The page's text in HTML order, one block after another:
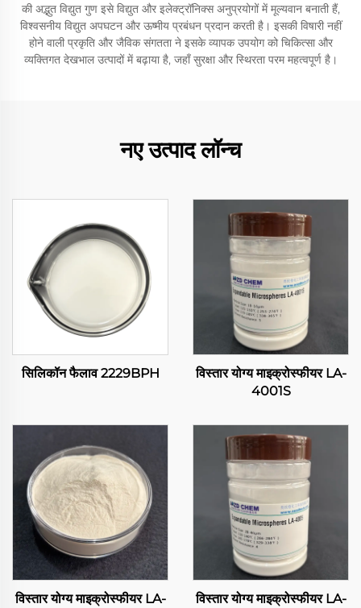
की अद्भुत विद्युत गुण इसे विद्युत और इलेक्ट्रॉनिक्स अनुप्रयोगों में मूल्यवान बनाती हैं,
विश्वसनीय विद्युत अपघटन और ऊष्मीय प्रबंधन प्रदान करती है। इसकी विषारी नहीं
होने वाली प्रकृति और जैविक संगतता ने इसके व्यापक उपयोग को चिकित्सा और
व्यक्तिगत देखभाल उत्पादों में बढ़ाया है, जहाँ सुरक्षा और स्थिरता परम महत्वपूर्ण है।
नए उत्पाद लॉन्च
सिलिकॉन फैलाव 2229BPH
विस्तार योग्य माइक्रोस्फीयर LA-
4001S
विस्तार योग्य माइक्रोस्फीयर LA-
विस्तार योग्य माइक्रोस्फीयर LA-